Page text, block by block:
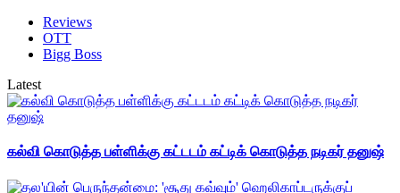
Reviews
OTT
Bigg Boss
Latest
கல்வி கொடுத்த பள்ளிக்கு கட்டடம் கட்டிக் கொடுத்த நடிகர் தனுஷ்